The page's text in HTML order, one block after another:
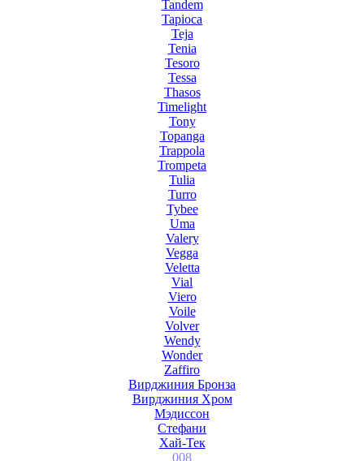
Tandem
Tapioca
Teja
Tenia
Tesoro
Tessa
Thasos
Timelight
Tony
Topanga
Trappola
Trompeta
Tulia
Turro
Tybee
Uma
Valery
Vegga
Veletta
Vial
Viero
Voile
Volver
Wendy
Wonder
Zaffiro
Вирджиния Бронза
Вирджиния Хром
Мэдиссон
Стефани
Хай-Тек
008